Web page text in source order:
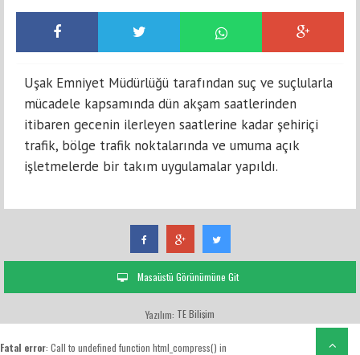
Uşak Emniyet Müdürlüğü tarafından suç ve suçlularla
mücadele kapsamında dün akşam saatlerinden
itibaren gecenin ilerleyen saatlerine kadar şehiriçi
trafik, bölge trafik noktalarında ve umuma açık
işletmelerde bir takım uygulamalar yapıldı.
Masaüstü Görünümüne Git
Yazılım: TE Bilişim
Fatal error: Call to undefined function html_compress() in